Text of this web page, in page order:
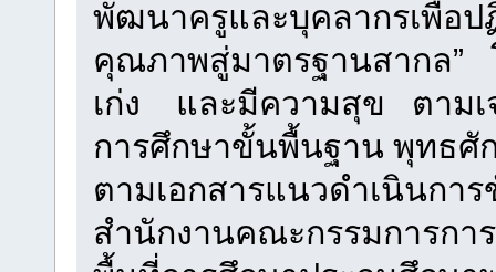
พัฒนาครูและบุคลากรเพื่อ
คุณภาพสู่มาตรฐานสากล”
เก่ง และมีความสุข ตามเ
การศึกษาขั้นพื้นฐาน พุทธ
ตามเอกสารแนวดำเนินกา
สำนักงานคณะกรรมการก